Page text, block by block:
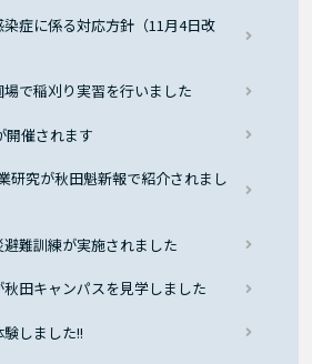
症に係る対応方針（11月4日改
で稲刈り実習を行いました
開催されます
研究が秋田魁新報で紹介されまし
難訓練が実施されました
田キャンパスを見学しました
しました!!